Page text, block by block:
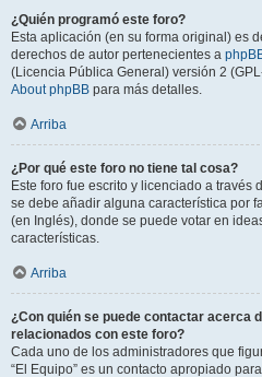
¿Quién programó este foro?
Esta aplicación (en su forma original) es
derechos de autor pertenecientes a
(Licencia Pública General) versión 2
About phpBB para más detalles.
Arriba
¿Por qué este foro no tiene tal cosa?
Este foro fue escrito y licenciado a través
se debe añadir alguna característica por
(en Inglés), donde se puede votar en
características.
Arriba
¿Con quién se puede contactar acerca
relacionados con este foro?
Cada uno de los administradores que
“El Equipo” es un contacto apropiado